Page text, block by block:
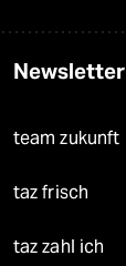
Newsletter
team zukunft
taz frisch
taz zahl ich